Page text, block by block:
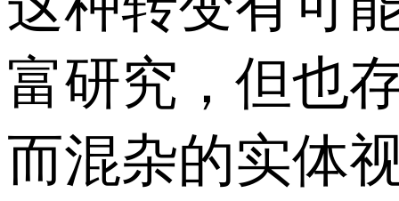
富研究，但也
而混杂的实体